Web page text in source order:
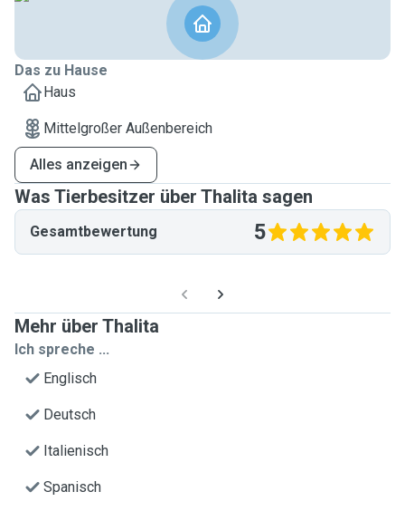
Das zu Hause
Haus
Mittelgroßer Außenbereich
Alles anzeigen
Was Tierbesitzer über Thalita sagen
Gesamtbewertung 5
Mehr über Thalita
Ich spreche ...
Englisch
Deutsch
Italienisch
Spanisch